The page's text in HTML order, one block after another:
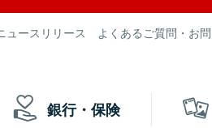
ュースリリース よくあるご質問・お
銀行・保険